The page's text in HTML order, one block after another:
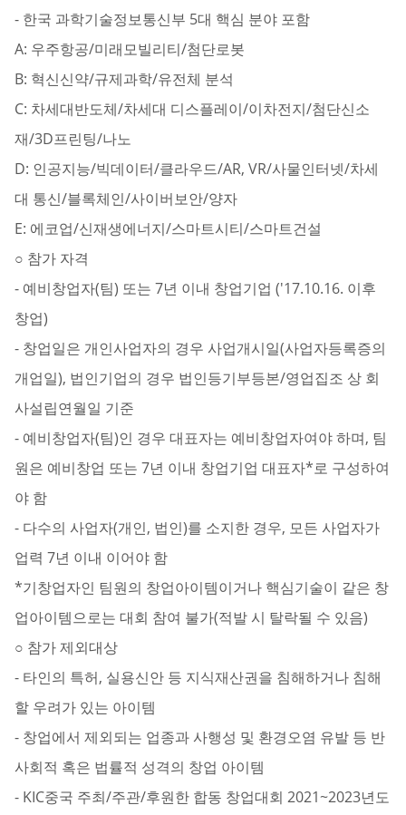
- 한국 과학기술정보통신부 5대 핵심 분야 포함
A: 우주항공/미래모빌리티/첨단로봇
B: 혁신신약/규제과학/유전체 분석
C: 차세대반도체/차세대 디스플레이/이차전지/첨단신소
재/3D프린팅/나노
D: 인공지능/빅데이터/클라우드/AR, VR/사물인터넷/차세
대 통신/블록체인/사이버보안/양자
E: 에코업/신재생에너지/스마트시티/스마트건설
○ 참가 자격
- 예비창업자(팀) 또는 7년 이내 창업기업 ('17.10.16. 이후
창업)
- 창업일은 개인사업자의 경우 사업개시일(사업자등록증의
개업일), 법인기업의 경우 법인등기부등본/영업집조 상 회
사설립연월일 기준
- 예비창업자(팀)인 경우 대표자는 예비창업자여야 하며, 팀
원은 예비창업 또는 7년 이내 창업기업 대표자*로 구성하여
야 함
- 다수의 사업자(개인, 법인)를 소지한 경우, 모든 사업자가
업력 7년 이내 이어야 함
*기창업자인 팀원의 창업아이템이거나 핵심기술이 같은 창
업아이템으로는 대회 참여 불가(적발 시 탈락될 수 있음)
○ 참가 제외대상
- 타인의 특허, 실용신안 등 지식재산권을 침해하거나 침해
할 우려가 있는 아이템
- 창업에서 제외되는 업종과 사행성 및 환경오염 유발 등 반
사회적 혹은 법률적 성격의 창업 아이템
- KIC중국 주최/주관/후원한 합동 창업대회 2021~2023년도